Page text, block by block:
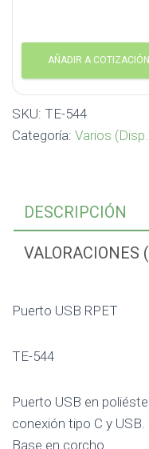
AÑADIR A COTIZACIÓN
SKU: TE-544
Categoría: Varios
DESCRIPCIÓN
VALORACIONES
Puerto USB RPET
TE-544
Puerto USB en
conexión tipo C y
Base en corcho